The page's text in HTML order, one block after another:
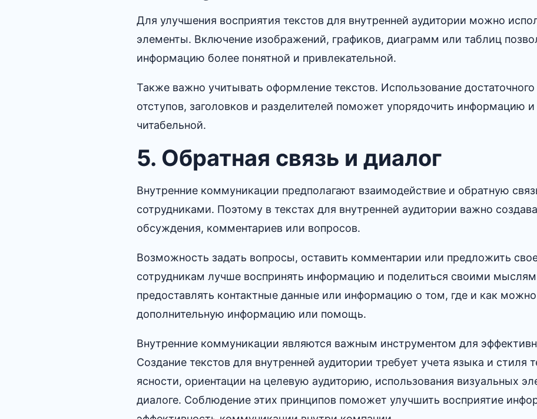
Для улучшения восприятия текстов для внутренней аудитории можно
элементы.​ Включение изображений, графиков, диаграмм или таблиц
информацию более понятной и привлекательной.​
Также важно учитывать оформление текстов.​ Использование
отступов, заголовков и разделителей поможет упорядочить информацию и
читабельной.​
5.​ Обратная связь и диалог
Внутренние коммуникации предполагают взаимодействие и обратную
сотрудниками.​ Поэтому в текстах для внутренней аудитории важно
обсуждения, комментариев или вопросов.​
Возможность задать вопросы, оставить комментарии или предложить
сотрудникам лучше воспринять информацию и поделиться своими
предоставлять контактные данные или информацию о том, где и как
дополнительную информацию или помощь.​
Внутренние коммуникации являются важным инструментом для
Создание текстов для внутренней аудитории требует учета языка и стиля
ясности, ориентации на целевую аудиторию, использования визуальных
диалоге.​ Соблюдение этих принципов поможет улучшить восприятие